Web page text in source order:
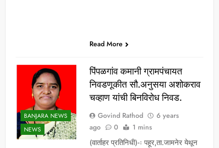
Read More
BANJARA NEWS
NEWS
पिंपळगांव कमानी ग्रामपंचायत
निवडणूकीत सौ.अनुसया अशोकराव
चव्हाण यांची बिनविरोध निवड.
Govind Rathod
6 years
ago
0 1 mins
(वार्ताहर प्रतिनिधी)-ः पहूर,ता.जामनेर येथून